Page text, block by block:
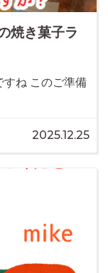
焼き菓子ラ
すね このご準備
2025.12.25